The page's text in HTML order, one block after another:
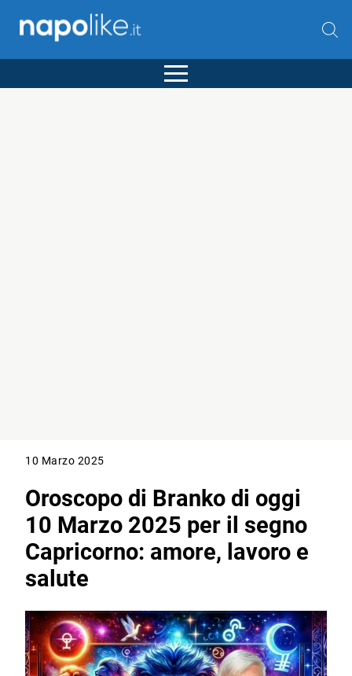
10 Marzo 2025
Oroscopo di Branko di oggi
10 Marzo 2025 per il segno
Capricorno: amore, lavoro e
salute